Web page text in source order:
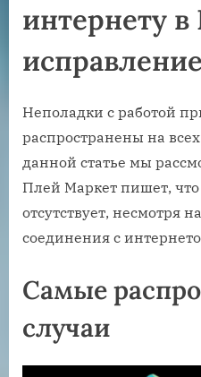
интернету
Неполадки с работой
распространены на
данной статье мы
Плей Маркет пишет,
отсутствует, несмотря
соединения с
Самые
случаи